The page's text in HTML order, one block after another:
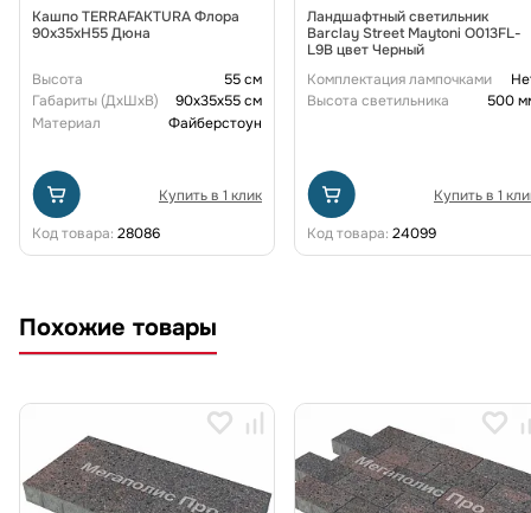
Кашпо TERRAFAKTURA Флора
90x35xH55 Дюна
Высота
55 см
Габариты (ДxШxВ)
90x35x55 см
Материал
Файберстоун
Купить в 1 клик
Код товара: 28086
Ландшафтный светильник
Barclay Street Maytoni O013FL-
L9B цвет Черный
Комплектация лампочками
Высота светильника
500
Купить в 1
Код товара: 24099
Похожие товары